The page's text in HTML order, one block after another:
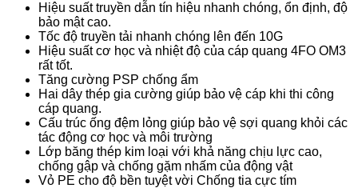
Hiệu suất truyền dẫn tín hiệu nhanh chóng, ổn định, độ
bảo mật cao.
Tốc độ truyền tải nhanh chóng lên đến 10G
Hiệu suất cơ học và nhiệt độ của cáp quang 4FO OM3
rất tốt.
Tăng cường PSP chống ẩm
Hai dây thép gia cường giúp bảo vệ cáp khi thi công
cáp quang.
Cấu trúc ống đệm lỏng giúp bảo vệ sợi quang khỏi các
tác động cơ học và môi trường
Lớp băng thép kim loại với khả năng chịu lực cao,
chống gập và chống gặm nhấm của động vật
Vỏ PE cho độ bền tuyệt vời Chống tia cực tím